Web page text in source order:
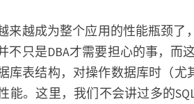
最
佳
20+条
经
验
来越成为整个应用的性能瓶颈了
不只是DBA才需要担心的事，而
库表结构，对操作数据库时（尤
能。这里，我们不会讲过多的